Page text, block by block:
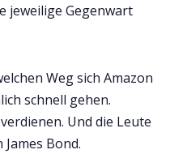
jeweilige Gegenwart
Weg sich Amazon
schnell gehen.
Und die Leute
Bond.